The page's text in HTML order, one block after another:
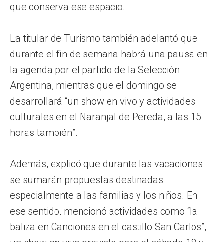
que conserva ese espacio.
La titular de Turismo también adelantó que
durante el fin de semana habrá una pausa en
la agenda por el partido de la Selección
Argentina, mientras que el domingo se
desarrollará “un show en vivo y actividades
culturales en el Naranjal de Pereda, a las 15
horas también”.
Además, explicó que durante las vacaciones
se sumarán propuestas destinadas
especialmente a las familias y los niños. En
ese sentido, mencionó actividades como “la
baliza en Canciones en el castillo San Carlos”,